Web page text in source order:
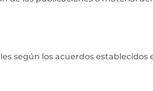
según los acuerdos establecidos